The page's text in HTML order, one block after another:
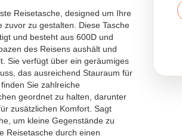
Reisetasche, designed um Ihre
zuvor zu gestalten. Diese Tasche
und besteht aus 600D und
des Reisens aushält und
Sie verfügt über ein geräumiges
das ausreichend Stauraum für
Sie zahlreiche
geordnet zu halten, darunter
zusätzlichen Komfort. Sagt
um kleine Gegenstände zu
Reisetasche durch einen